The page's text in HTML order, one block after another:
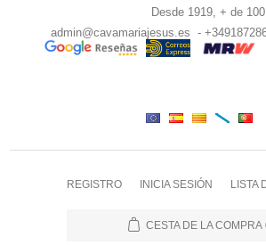
Desde 1919, + de
admin@cavamariajesus.es
-
REGISTRO INICIA SESIÓN LISTA
CESTA DE LA COMPRA